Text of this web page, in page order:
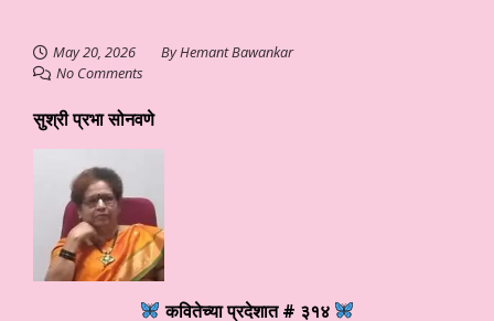
May 20, 2026 ByHemant Bawankar
No Comments
सुश्री प्रभा सोनवणे
कवितेच्या प्रदेशात # ३१४